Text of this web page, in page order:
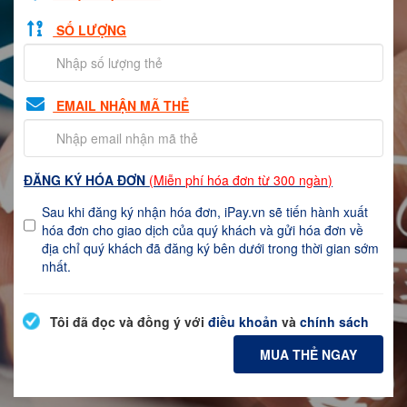
SỐ LƯỢNG
EMAIL NHẬN MÃ THẺ
ĐĂNG KÝ HÓA ĐƠN (Miễn phí hóa đơn từ 300 ngàn)
Sau khi đăng ký nhận hóa đơn, iPay.vn sẽ tiến hành xuất
hóa đơn cho giao dịch của quý khách và gửi hóa đơn về
địa chỉ quý khách đã đăng ký bên dưới trong thời gian sớm
nhất.
Tôi đã đọc và đồng ý vớiđiều khoản vàchính sách
MUA THẺ NGAY